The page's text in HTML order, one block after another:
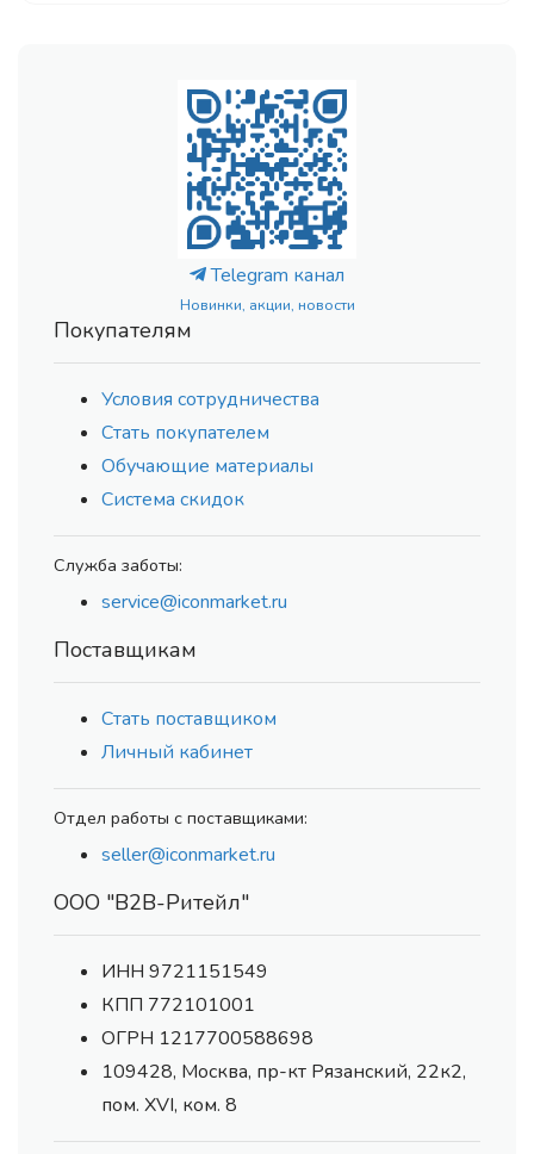
Telegram канал
Новинки, акции, новости
Покупателям
Условия сотрудничества
Стать покупателем
Обучающие материалы
Система скидок
Служба заботы:
service@iconmarket.ru
Поставщикам
Стать поставщиком
Личный кабинет
Отдел работы с поставщиками:
seller@iconmarket.ru
ООО "В2В-Ритейл"
ИНН 9721151549
КПП 772101001
ОГРН 1217700588698
109428, Москва, пр-кт Рязанский, 22к2,
пом. XVI, ком. 8